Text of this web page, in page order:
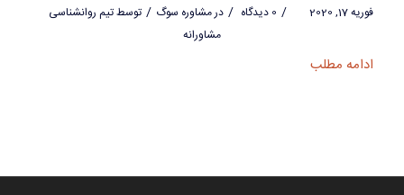
فوریه 17, 2020 / 0 دیدگاه / درمشاوره سوگ / توسطتیم روانشناسی
مشاورانه
ادامه مطلب